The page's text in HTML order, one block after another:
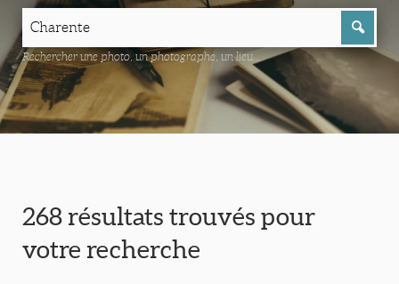
Rechercher une photo, un photographe, un lieu...
268 résultats trouvés pour
votre recherche